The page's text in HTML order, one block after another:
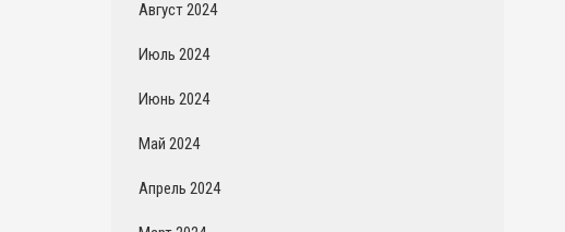
Август 2024
Июль 2024
Июнь 2024
Май 2024
Апрель 2024